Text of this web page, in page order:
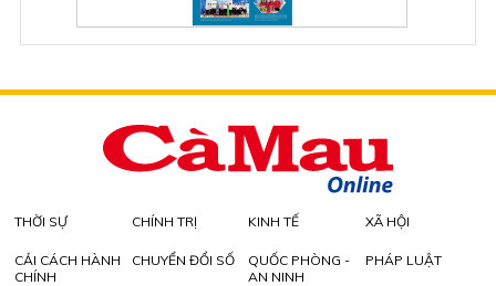
THỜI SỰ CHÍNH TRỊ KINH TẾ XÃ HỘI
CẢI CÁCH HÀNH
CHÍNH
CHUYỂN ĐỔI SỐ
QUỐC PHÒNG -
AN NINH
PHÁP LUẬT